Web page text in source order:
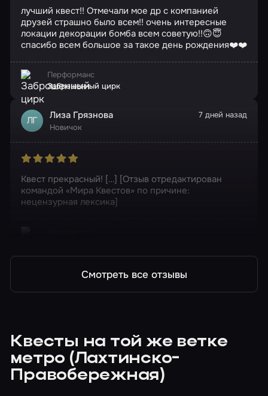
лучший квест!! Отмечали мое др с компанией
друзей страшно было всем!! очень интересные
локации декорации бомба всем советую!!🙃😇
спасибо всем большое за такое день рождения❤️❤️
Перформанс
Заброшенный цирк
ЛГ Лиза Грязнова
Новичок
7 дней назад
Квест прекрасный! […] [Отзыв отредактирован
командой «Мира Квестов» по причине:
нецензурная лексика]
Смотреть все отзывы
Квесты на той же ветке
метро (Лахтинско-
Правобережная)